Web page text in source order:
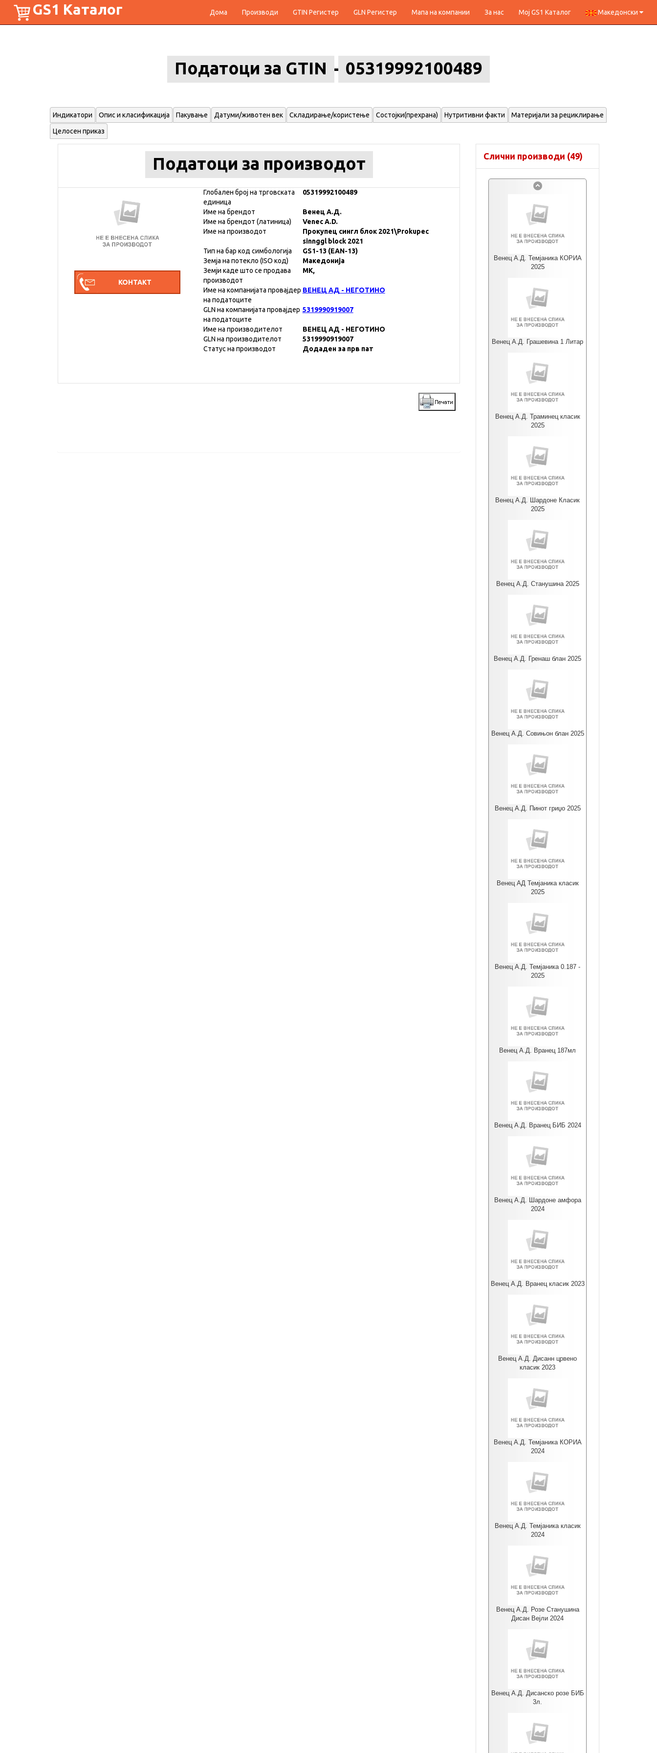
GS1 Каталог Дома Производи GTIN Регистер GLN Регистер Мапа на компании За нас Мој GS1 Каталог Македонски
Податоци за GTIN 05319992100489
Индикатори Опис и класификација Пакување Датуми/животен век Складирање/користење Состојки(прехрана) Нутритивни факти Материјали за рециклирање
Целосен приказ
Податоци за производот
Глобален број на трговската
единица
05319992100489
Име на брендот
Венец А.Д.
Име на брендот (латиница)
Venec A.D.
Име на производот
Прокупец сингл блок 2021\Prokupec
sinnggl block 2021
Тип на бар код симбологија
GS1-13 (EAN-13)
Земја на потекло (ISO код)
Македонија
Земји каде што се продава
производот
MK,
Име на компанијата провајдер
на податоците
ВЕНЕЦ АД - НЕГОТИНО
GLN на компанијата провајдер
на податоците
5319990919007
Име на производителот
ВЕНЕЦ АД - НЕГОТИНО
GLN на производителот
5319990919007
Статус на производот
Додаден за прв пат
Слични производи (49)
Венец А.Д. Темјаника КОРИА
2025
Венец А.Д. Грашевина 1 Литар
Венец А.Д. Траминец класик
2025
Венец А.Д. Шардоне Класик
2025
Венец А.Д. Станушина 2025
Венец А.Д. Гренаш блан 2025
Венец А.Д. Совињон блан 2025
Венец А.Д. Пинот гриџо 2025
Венец АД Темјаника класик
2025
Венец А.Д. Темјаника 0.187 -
2025
Венец А.Д. Вранец 187мл
Венец А.Д. Вранец БИБ 2024
Венец А.Д. Шардоне амфора
2024
Венец А.Д. Вранец класик 2023
Венец А.Д. Дисанн црвено
класик 2023
Венец А.Д. Темјаника КОРИА
2024
Венец А.Д. Темјаника класик
2024
Венец А.Д. Розе Станушина
Дисан Вејли 2024
Венец А.Д. Дисанско розе БИБ
3л.